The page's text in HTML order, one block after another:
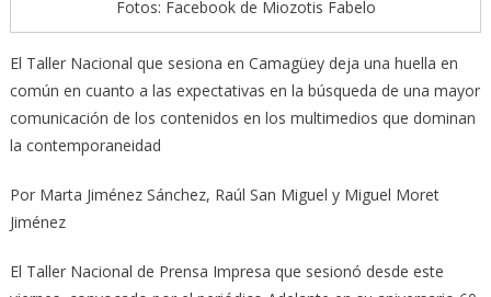
Fotos: Facebook de Miozotis Fabelo
El Taller Nacional que sesiona en Camagüey deja una huella en
común en cuanto a las expectativas en la búsqueda de una mayor
comunicación de los contenidos en los multimedios que dominan
la contemporaneidad
Por Marta Jiménez Sánchez, Raúl San Miguel y Miguel Moret
Jiménez
El Taller Nacional de Prensa Impresa que sesionó desde este